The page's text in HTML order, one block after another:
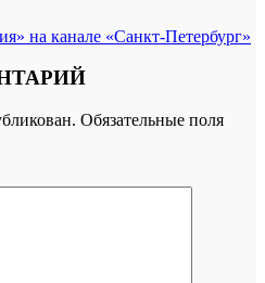
на канале «Санкт-Петербург»
Обязательные поля